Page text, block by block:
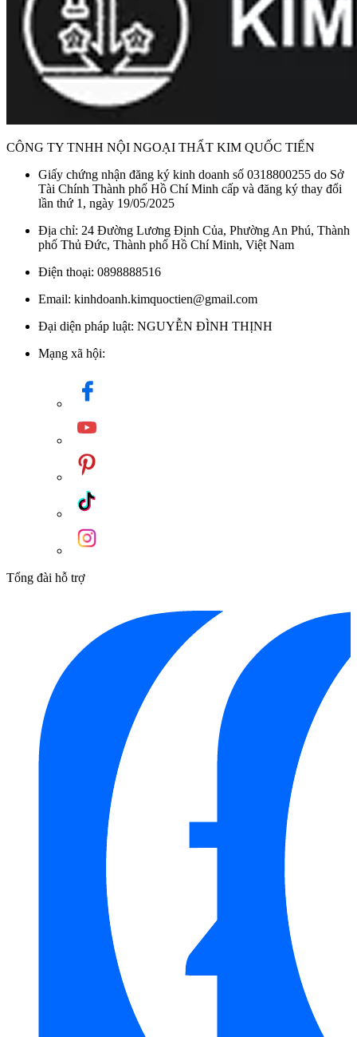
CÔNG TY TNHH NỘI NGOẠI THẤT KIM QUỐC TIẾN
Giấy chứng nhận đăng ký kinh doanh số 0318800255 do Sở
Tài Chính Thành phố Hồ Chí Minh cấp và đăng ký thay đổi
lần thứ 1, ngày 19/05/2025
Địa chỉ: 24 Đường Lương Định Của, Phường An Phú, Thành
phố Thủ Đức, Thành phố Hồ Chí Minh, Việt Nam
Điện thoại: 0898888516
Email: kinhdoanh.kimquoctien@gmail.com
Đại diện pháp luật: NGUYỄN ĐÌNH THỊNH
Mạng xã hội:
Tổng đài hỗ trợ